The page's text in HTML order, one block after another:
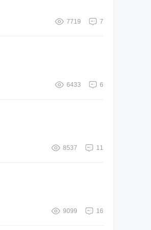
7
7719
6
6433
11
8537
16
9099